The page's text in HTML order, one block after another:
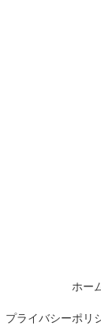
ホー
プライバシーポリ